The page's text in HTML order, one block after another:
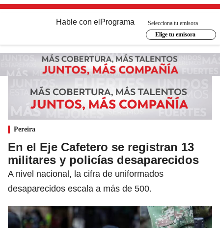
Hable con el Programa
Selecciona tu emisora
Elige tu emisora
Pereira
En el Eje Cafetero se registran 13
militares y policías desaparecidos
A nivel nacional, la cifra de uniformados
desaparecidos escala a más de 500.